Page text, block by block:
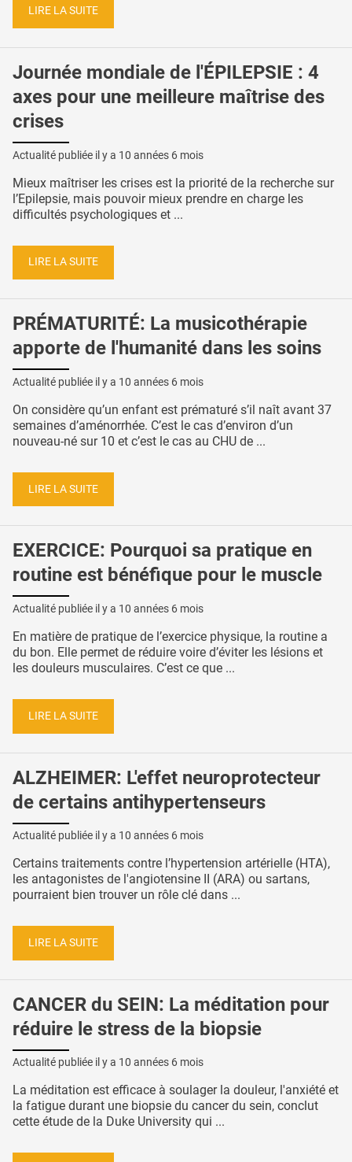
LIRE LA SUITE
Journée mondiale de l'ÉPILEPSIE : 4
axes pour une meilleure maîtrise des
crises
Actualité publiée il y a 10 années 6 mois
Mieux maîtriser les crises est la priorité de la recherche sur
l’Epilepsie, mais pouvoir mieux prendre en charge les
difficultés psychologiques et ...
LIRE LA SUITE
PRÉMATURITÉ: La musicothérapie
apporte de l'humanité dans les soins
Actualité publiée il y a 10 années 6 mois
On considère qu’un enfant est prématuré s’il naît avant 37
semaines d’aménorrhée. C’est le cas d’environ d’un
nouveau-né sur 10 et c’est le cas au CHU de ...
LIRE LA SUITE
EXERCICE: Pourquoi sa pratique en
routine est bénéfique pour le muscle
Actualité publiée il y a 10 années 6 mois
En matière de pratique de l’exercice physique, la routine a
du bon. Elle permet de réduire voire d’éviter les lésions et
les douleurs musculaires. C’est ce que ...
LIRE LA SUITE
ALZHEIMER: L'effet neuroprotecteur
de certains antihypertenseurs
Actualité publiée il y a 10 années 6 mois
Certains traitements contre l’hypertension artérielle (HTA),
les antagonistes de l'angiotensine II (ARA) ou sartans,
pourraient bien trouver un rôle clé dans ...
LIRE LA SUITE
CANCER du SEIN: La méditation pour
réduire le stress de la biopsie
Actualité publiée il y a 10 années 6 mois
La méditation est efficace à soulager la douleur, l'anxiété et
la fatigue durant une biopsie du cancer du sein, conclut
cette étude de la Duke University qui ...